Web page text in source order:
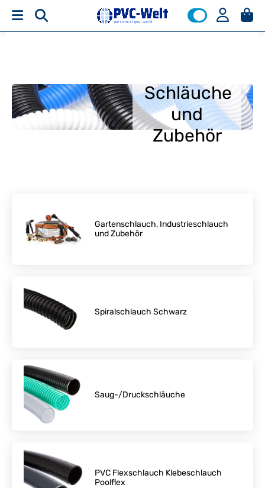
Schläuche
und
Zubehör
Gartenschlauch, Industrieschlauch
und Zubehör
Spiralschlauch Schwarz
Saug-/Druckschläuche
PVC Flexschlauch Klebeschlauch
Poolflex